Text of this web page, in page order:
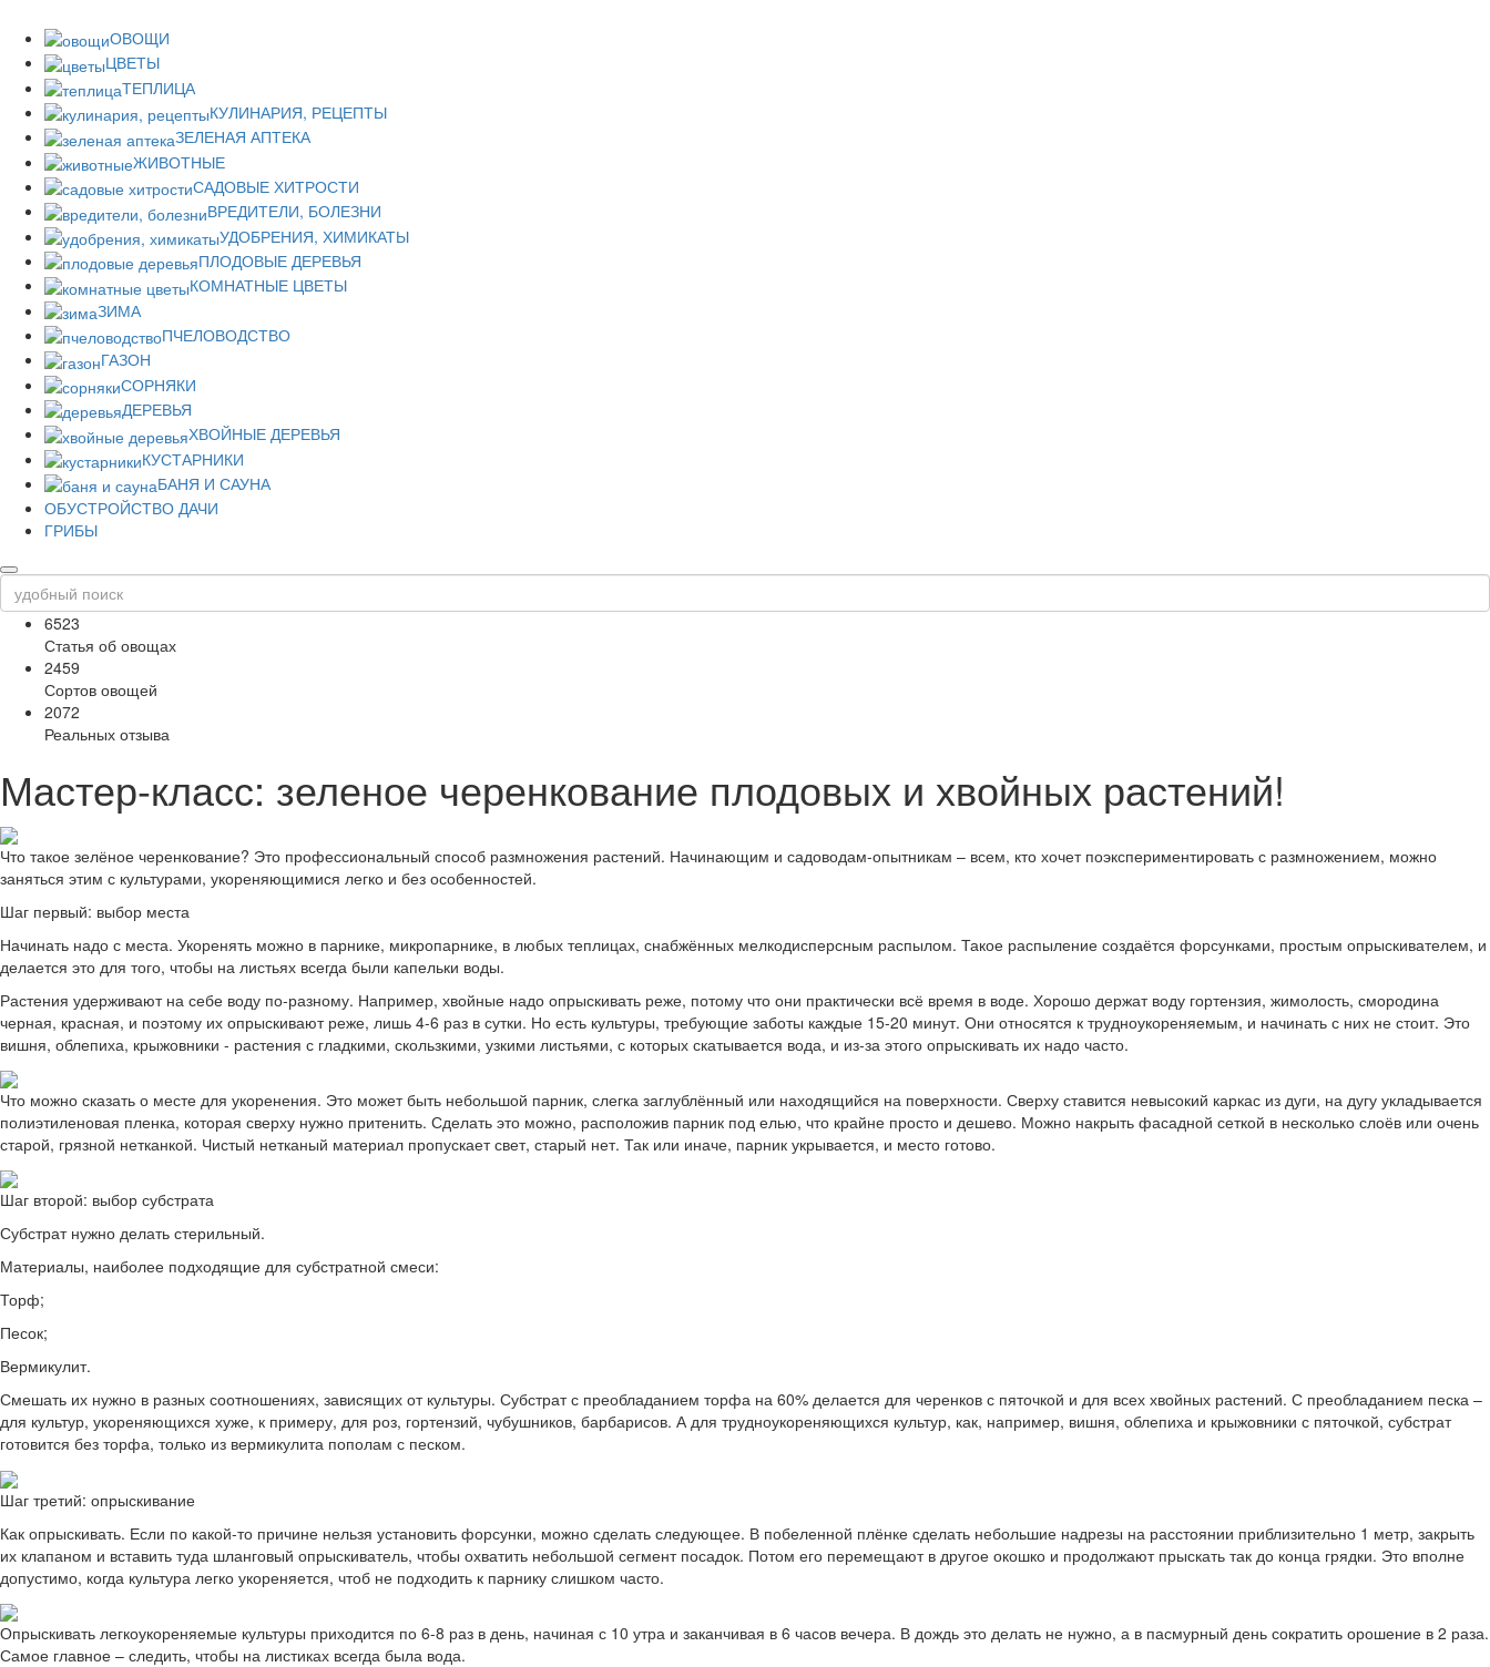
ОВОЩИ
ЦВЕТЫ
ТЕПЛИЦА
КУЛИНАРИЯ, РЕЦЕПТЫ
ЗЕЛЕНАЯ АПТЕКА
ЖИВОТНЫЕ
САДОВЫЕ ХИТРОСТИ
ВРЕДИТЕЛИ, БОЛЕЗНИ
УДОБРЕНИЯ, ХИМИКАТЫ
ПЛОДОВЫЕ ДЕРЕВЬЯ
КОМНАТНЫЕ ЦВЕТЫ
ЗИМА
ПЧЕЛОВОДСТВО
ГАЗОН
СОРНЯКИ
ДЕРЕВЬЯ
ХВОЙНЫЕ ДЕРЕВЬЯ
КУСТАРНИКИ
БАНЯ И САУНА
ОБУСТРОЙСТВО ДАЧИ
ГРИБЫ
6523
Статья об овощах
2459
Сортов овощей
2072
Реальных отзыва
Мастер-класс: зеленое черенкование плодовых и хвойных растений!
Что такое зелёное черенкование? Это профессиональный способ размножения растений. Начинающим и садоводам-опытникам – всем, кто хочет поэкспериментировать с размножением, можно
заняться этим с культурами, укореняющимися легко и без особенностей.
Шаг первый: выбор места
Начинать надо с места. Укоренять можно в парнике, микропарнике, в любых теплицах, снабжённых мелкодисперсным распылом. Такое распыление создаётся форсунками, простым опрыскивателем, и
делается это для того, чтобы на листьях всегда были капельки воды.
Растения удерживают на себе воду по-разному. Например, хвойные надо опрыскивать реже, потому что они практически всё время в воде. Хорошо держат воду гортензия, жимолость, смородина
черная, красная, и поэтому их опрыскивают реже, лишь 4-6 раз в сутки. Но есть культуры, требующие заботы каждые 15-20 минут. Они относятся к трудноукореняемым, и начинать с них не стоит. Это
вишня, облепиха, крыжовники - растения с гладкими, скользкими, узкими листьями, с которых скатывается вода, и из-за этого опрыскивать их надо часто.
Что можно сказать о месте для укоренения. Это может быть небольшой парник, слегка заглублённый или находящийся на поверхности. Сверху ставится невысокий каркас из дуги, на дугу укладывается
полиэтиленовая пленка, которая сверху нужно притенить. Сделать это можно, расположив парник под елью, что крайне просто и дешево. Можно накрыть фасадной сеткой в несколько слоёв или очень
старой, грязной нетканкой. Чистый нетканый материал пропускает свет, старый нет. Так или иначе, парник укрывается, и место готово.
Шаг второй: выбор субстрата
Субстрат нужно делать стерильный.
Материалы, наиболее подходящие для субстратной смеси:
Торф;
Песок;
Вермикулит.
Смешать их нужно в разных соотношениях, зависящих от культуры. Субстрат с преобладанием торфа на 60% делается для черенков с пяточкой и для всех хвойных растений. С преобладанием песка –
для культур, укореняющихся хуже, к примеру, для роз, гортензий, чубушников, барбарисов. А для трудноукореняющихся культур, как, например, вишня, облепиха и крыжовники с пяточкой, субстрат
готовится без торфа, только из вермикулита пополам с песком.
Шаг третий: опрыскивание
Как опрыскивать. Если по какой-то причине нельзя установить форсунки, можно сделать следующее. В побеленной плёнке сделать небольшие надрезы на расстоянии приблизительно 1 метр, закрыть
их клапаном и вставить туда шланговый опрыскиватель, чтобы охватить небольшой сегмент посадок. Потом его перемещают в другое окошко и продолжают прыскать так до конца грядки. Это вполне
допустимо, когда культура легко укореняется, чтоб не подходить к парнику слишком часто.
Опрыскивать легкоукореняемые культуры приходится по 6-8 раз в день, начиная с 10 утра и заканчивая в 6 часов вечера. В дождь это делать не нужно, а в пасмурный день сократить орошение в 2 раза.
Самое главное – следить, чтобы на листиках всегда была вода.